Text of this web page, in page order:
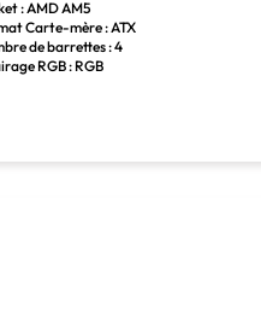
: AMD AM5
Carte-mère : ATX
de barrettes : 4
RGB : RGB